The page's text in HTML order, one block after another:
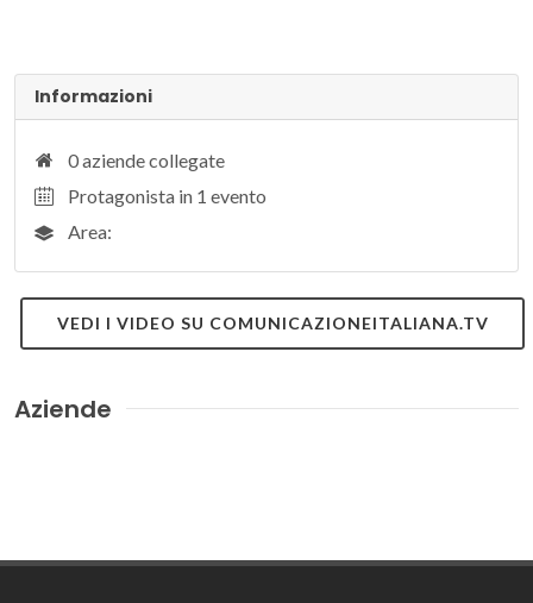
Informazioni
0 aziende collegate
Protagonista in 1 evento
Area:
VEDI I VIDEO SU COMUNICAZIONEITALIANA.TV
Aziende